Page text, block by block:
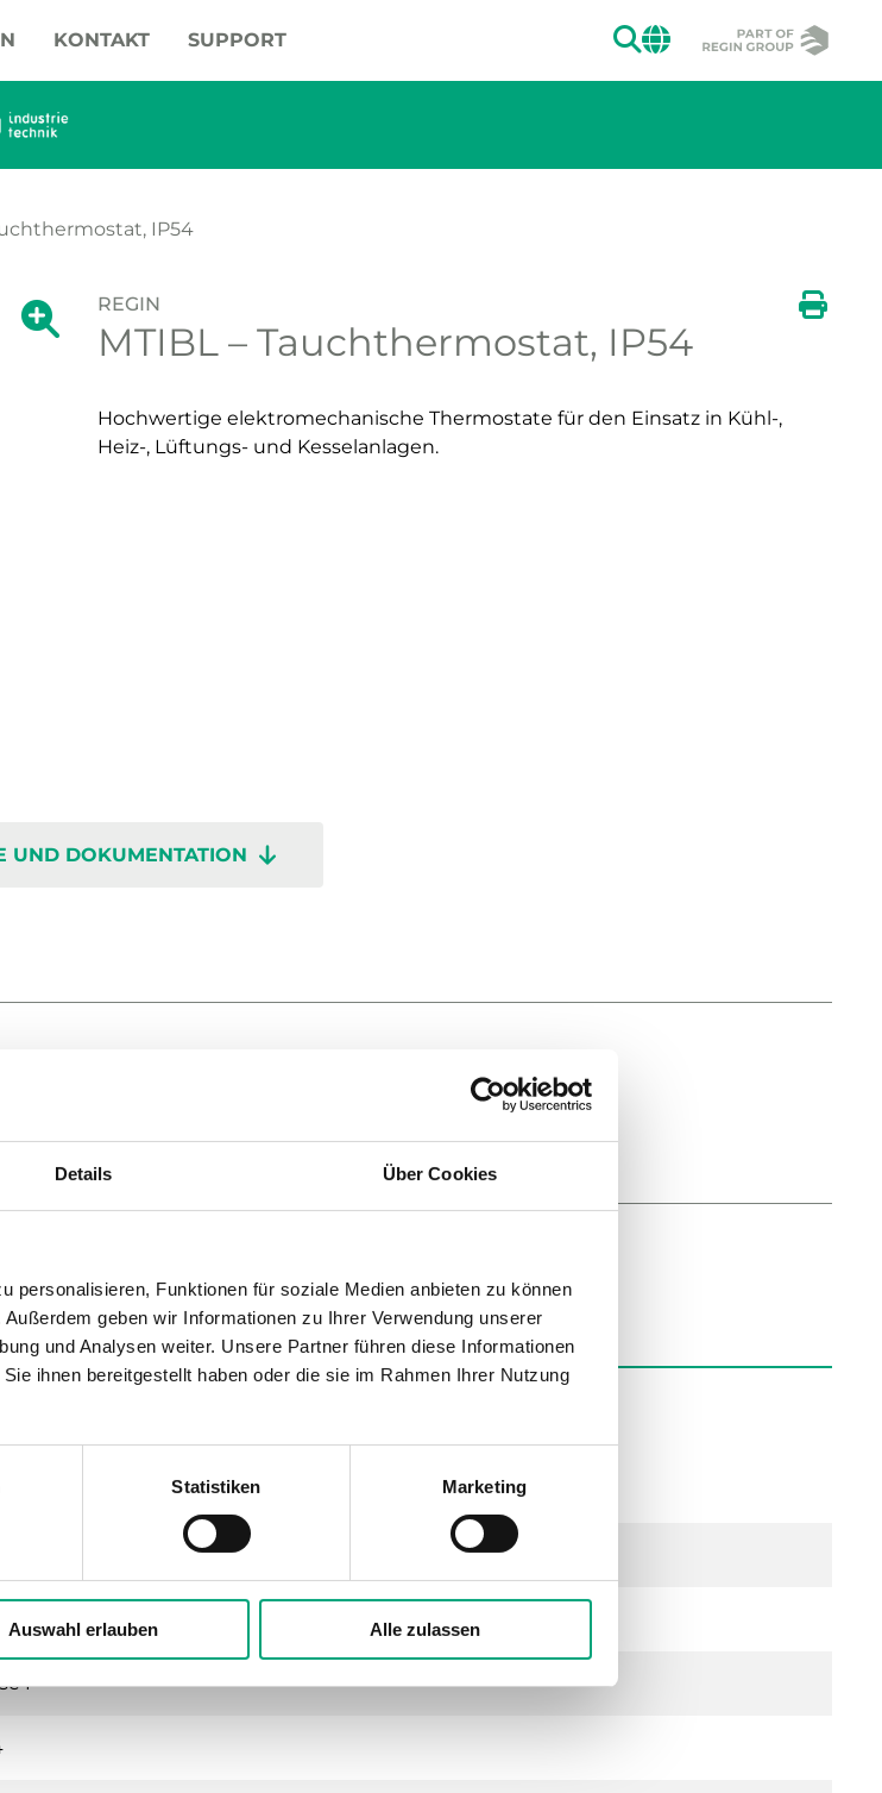
Details Über Cookies
personalisieren, Funktionen für soziale Medien anbieten zu können
geben wir Informationen zu Ihrer Verwendung unserer
und Analysen weiter. Unsere Partner führen diese Informationen
ihnen bereitgestellt haben oder die sie im Rahmen Ihrer Nutzung
Statistiken Marketing
Auswahl erlauben Alle zulassen
KONTAKT SUPPORT SUCHEN
CHANGE
IP54
Zeige große Version des Bildes.
Zeige große Version des Bildes.
REGIN
MTIBL – Tauchthermostat, IP54
Hochwertige elektromechanische Thermostate für den Einsatz in Kühl-,
Heiz-, Lüftungs- und Kesselanlagen.
UND DOKUMENTATION
Kupferkapillare
Mikroschalter mit Wechsler-Kontakten (Heizen/Kühlen)
A, 24...250 V AC
I